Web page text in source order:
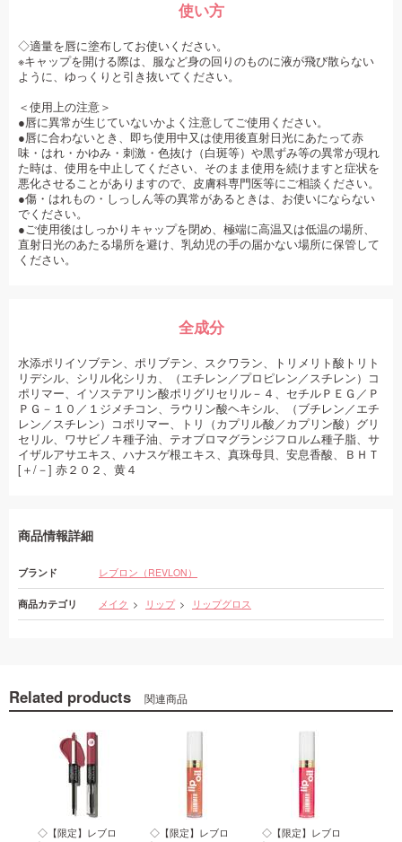
使い方
◇適量を唇に塗布してお使いください。
※キャップを開ける際は、服など身の回りのものに液が飛び散らない
ように、ゆっくりと引き抜いてください。
＜使用上の注意＞
●唇に異常が生じていないかよく注意してご使用ください。
●唇に合わないとき、即ち使用中又は使用後直射日光にあたって赤
味・はれ・かゆみ・刺激・色抜け（白斑等）や黒ずみ等の異常が現れ
た時は、使用を中止してください、そのまま使用を続けますと症状を
悪化させることがありますので、皮膚科専門医等にご相談ください。
●傷・はれもの・しっしん等の異常があるときは、お使いにならない
でください。
●ご使用後はしっかりキャップを閉め、極端に高温又は低温の場所、
直射日光のあたる場所を避け、乳幼児の手の届かない場所に保管して
ください。
全成分
水添ポリイソブテン、ポリブテン、スクワラン、トリメリト酸トリト
リデシル、シリル化シリカ、（エチレン／プロピレン／スチレン）コ
ポリマー、イソステアリン酸ポリグリセリル－４、セチルＰＥＧ／Ｐ
ＰＧ－１０／１ジメチコン、ラウリン酸ヘキシル、（ブチレン／エチ
レン／スチレン）コポリマー、トリ（カプリル酸／カプリン酸）グリ
セリル、ワサビノキ種子油、テオブロマグランジフロルム種子脂、サ
イザルアサエキス、ハナスゲ根エキス、真珠母貝、安息香酸、ＢＨＴ
[＋/－] 赤２０２、黄４
商品情報詳細
ブランド レブロン（REVLON）
商品カテゴリ メイク リップ リップグロス
Related products 関連商品
◇【限定】レブロ
◇【限定】レブロ
◇【限定】レブロ